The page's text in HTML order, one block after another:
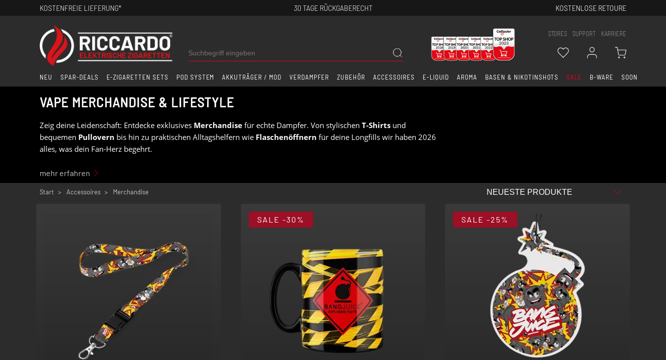
KOSTENFREIE LIEFERUNG* 30 TAGE RÜCKGABERECHT KOSTENLOSE RETOURE
STORES SUPPORT KARRIERE
NEU SPAR-DEALS E-ZIGARETTEN SETS POD SYSTEM AKKUTRÄGER / MOD VERDAMPFER ZUBEHÖR ACCESSOIRES E-LIQUID AROMA BASEN & NIKOTINSHOTS SALE B-WARE SOON
VAPE MERCHANDISE & LIFESTYLE
Zeig deine Leidenschaft: Entdecke exklusives Merchandise für echte Dampfer. Von stylischen T-Shirts und
bequemen Pullovern bis hin zu praktischen Alltagshelfern wie Flaschenöffnern für deine Longfills wir haben 2026
alles, was dein Fan-Herz begehrt.
Verleihe deinem Lifestyle den passenden Look mit einer hochwertigen
Identität.
mehr erfahren
Start Accessoires Merchandise
SALE -30% SALE-25%